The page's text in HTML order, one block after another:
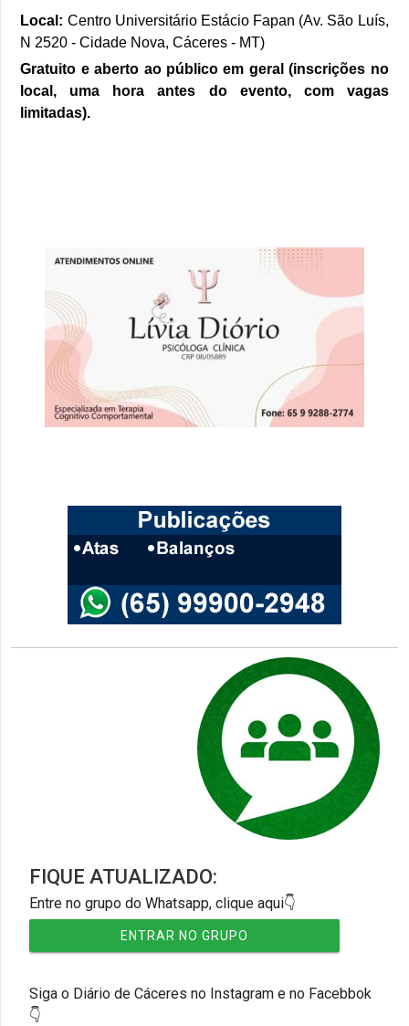
Local: Centro Universitário Estácio Fapan (Av. São Luís,
N 2520 - Cidade Nova, Cáceres - MT)
Gratuito e aberto ao público em geral (inscrições no
local, uma hora antes do evento, com vagas
limitadas).
FIQUE ATUALIZADO:
Entre no grupo do Whatsapp, clique aqui👇
ENTRAR NO GRUPO
Siga o Diário de Cáceres no Instagram e no Facebbok
👇